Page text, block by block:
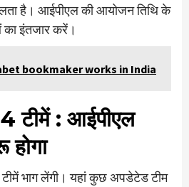
है। आईपीएल की आयोजन तिथि के
इंतजार करें।
bookmaker works in India
टीमें: आईपीएल
टीमें भाग लेंगी। यहां कुछ अपडेटेड टीम